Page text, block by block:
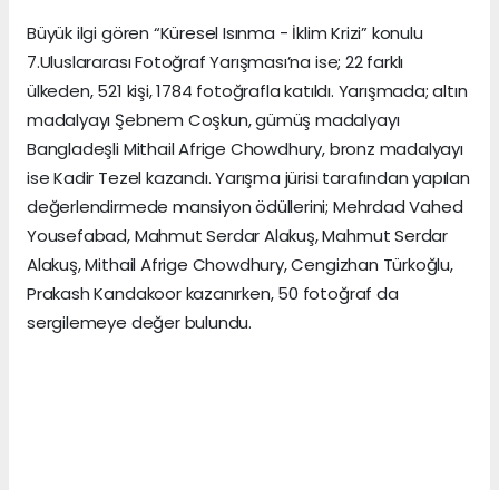
Büyük ilgi gören “Küresel Isınma - İklim Krizi” konulu
7.Uluslararası Fotoğraf Yarışması’na ise; 22 farklı
ülkeden, 521 kişi, 1784 fotoğrafla katıldı. Yarışmada; altın
madalyayı Şebnem Coşkun, gümüş madalyayı
Bangladeşli Mithail Afrige Chowdhury, bronz madalyayı
ise Kadir Tezel kazandı. Yarışma jürisi tarafından yapılan
değerlendirmede mansiyon ödüllerini; Mehrdad Vahed
Yousefabad, Mahmut Serdar Alakuş, Mahmut Serdar
Alakuş, Mithail Afrige Chowdhury, Cengizhan Türkoğlu,
Prakash Kandakoor kazanırken, 50 fotoğraf da
sergilemeye değer bulundu.